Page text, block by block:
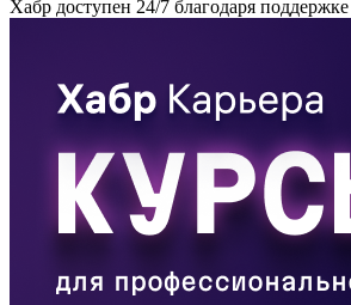
Хабр доступен 24/7 благодаря поддержке